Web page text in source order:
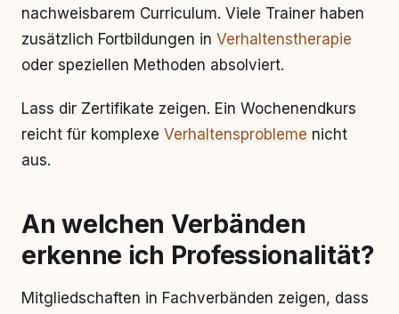
nachweisbarem Curriculum. Viele Trainer haben
zusätzlich Fortbildungen in Verhaltenstherapie
oder speziellen Methoden absolviert.
Lass dir Zertifikate zeigen. Ein Wochenendkurs
reicht für komplexe Verhaltensprobleme nicht
aus.
An welchen Verbänden
erkenne ich Professionalität?
Mitgliedschaften in Fachverbänden zeigen, dass